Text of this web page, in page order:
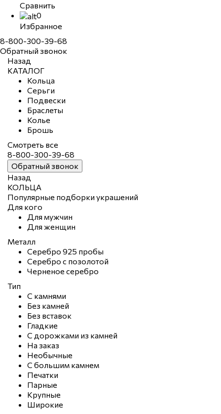
Сравнить
0
Избранное
8-800-300-39-68
Обратный звонок
Назад
КАТАЛОГ
Кольца
Серьги
Подвески
Браслеты
Колье
Брошь
Смотреть все
8-800-300-39-68
Обратный звонок
Назад
КОЛЬЦА
Популярные подборки украшений
Для кого
Для мужчин
Для женщин
Металл
Серебро 925 пробы
Серебро с позолотой
Черненое серебро
Тип
С камнями
Без камней
Без вставок
Гладкие
С дорожками из камней
На заказ
Необычные
С большим камнем
Печатки
Парные
Крупные
Широкие